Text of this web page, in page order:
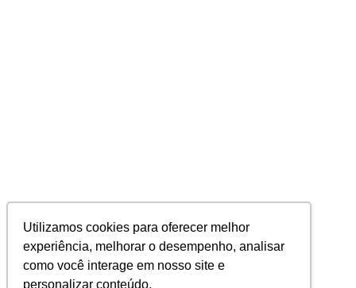
Utilizamos cookies para oferecer melhor
experiência, melhorar o desempenho, analisar
como você interage em nosso site e
personalizar conteúdo.